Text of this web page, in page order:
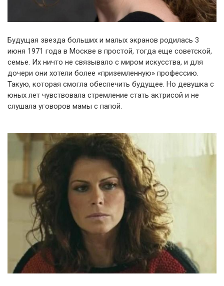
Будущая звезда больших и малых экранов родилась 3
июня 1971 года в Москве в простой, тогда еще советской,
семье. Их ничто не связывало с миром искусства, и для
дочери они хотели более «приземленную» профессию.
Такую, которая смогла обеспечить будущее. Но девушка с
юных лет чувствовала стремление стать актрисой и не
слушала уговоров мамы с папой.